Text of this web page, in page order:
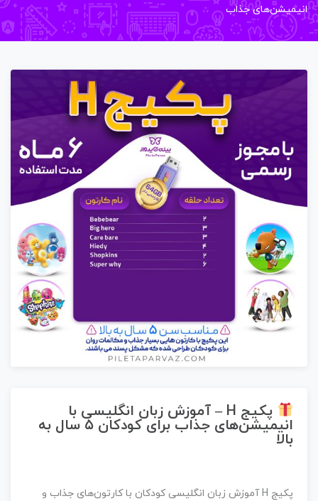
جذاب
پکیج H – آموزش زبان انگلیسی با
انیمیشن‌های جذاب برای کودکان ۵ سال به
پکیج H آموزش زبان انگلیسی کودکان با کارتون‌های جذاب و